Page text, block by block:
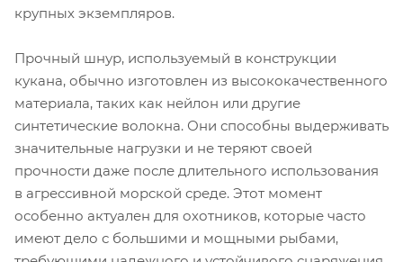
крупных экземпляров.
Прочный шнур, используемый в конструкции
кукана, обычно изготовлен из высококачественного
материала, таких как нейлон или другие
синтетические волокна. Они способны выдерживать
значительные нагрузки и не теряют своей
прочности даже после длительного использования
в агрессивной морской среде. Этот момент
особенно актуален для охотников, которые часто
имеют дело с большими и мощными рыбами,